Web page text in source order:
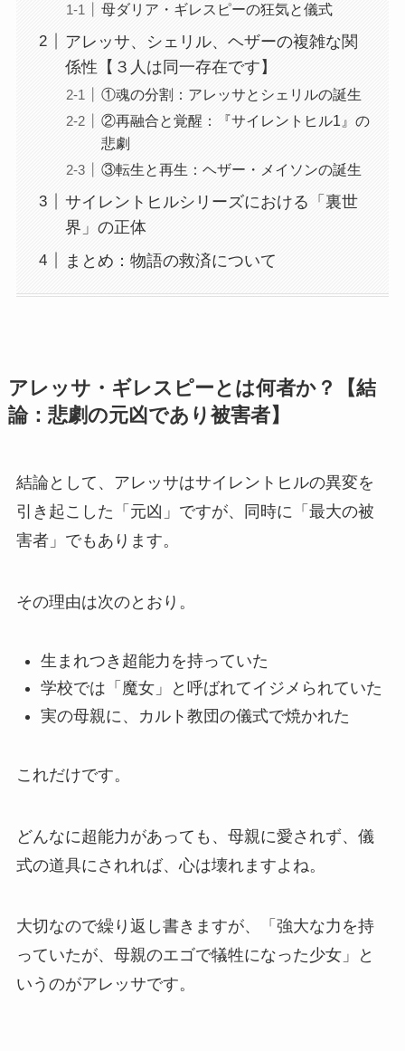
母ダリア・ギレスピーの狂気と儀式
アレッサ、シェリル、ヘザーの複雑な関
係性【３人は同一存在です】
①魂の分割：アレッサとシェリルの誕生
②再融合と覚醒：『サイレントヒル1』の
悲劇
③転生と再生：ヘザー・メイソンの誕生
サイレントヒルシリーズにおける「裏世
界」の正体
まとめ：物語の救済について
アレッサ・ギレスピーとは何者か？【結
論：悲劇の元凶であり被害者】
結論として、アレッサはサイレントヒルの異変を
引き起こした「元凶」ですが、同時に「最大の被
害者」でもあります。
その理由は次のとおり。
生まれつき超能力を持っていた
学校では「魔女」と呼ばれてイジメられていた
実の母親に、カルト教団の儀式で焼かれた
これだけです。
どんなに超能力があっても、母親に愛されず、儀
式の道具にされれば、心は壊れますよね。
大切なので繰り返し書きますが、「強大な力を持
っていたが、母親のエゴで犠牲になった少女」と
いうのがアレッサです。